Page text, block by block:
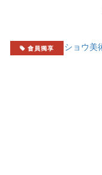
會員獨享